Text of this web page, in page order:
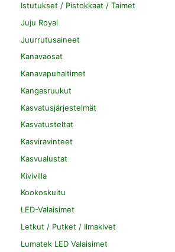
Istutukset / Pistokkaat / Taimet
Juju Royal
Juurrutusaineet
Kanavaosat
Kanavapuhaltimet
Kangasruukut
Kasvatusjärjestelmät
Kasvatusteltat
Kasviravinteet
Kasvualustat
Kivivilla
Kookoskuitu
LED-Valaisimet
Letkut / Putket / Ilmakivet
Lumatek LED Valaisimet